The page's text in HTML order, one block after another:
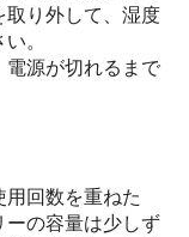
取り外して、湿度
。
電源が切れるまで
回数を重ねた
ーの容量は少しず